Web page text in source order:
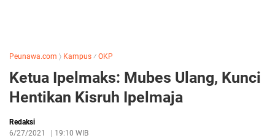
Peunawa.com 〉 Kampus ⁄ OKP
Ketua Ipelmaks: Mubes Ulang, Kunci
Hentikan Kisruh Ipelmaja
Redaksi
6/27/2021
19:10 WIB